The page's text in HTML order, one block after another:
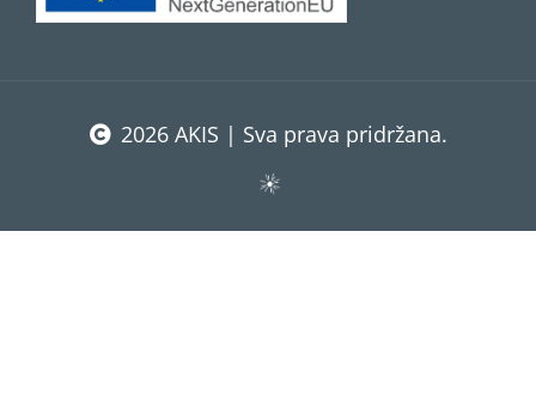
2026 AKIS | Sva prava pridržana.